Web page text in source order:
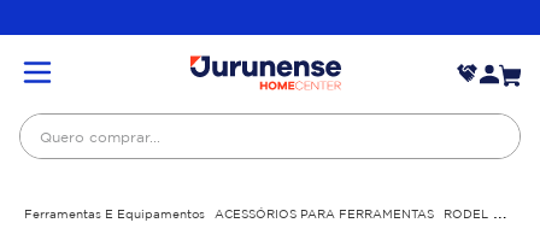
Quero comprar...
Ferramentas E Equipamentos ACESSÓRIOS PARA FERRAMENTAS RODEL